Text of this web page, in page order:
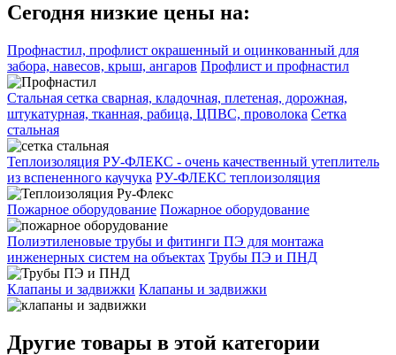
Сегодня низкие цены на:
Профнастил, профлист окрашенный и оцинкованный для
забора, навесов, крыш, ангаров Профлист и профнастил
Стальная сетка сварная, кладочная, плетеная, дорожная,
штукатурная, тканная, рабица, ЦПВС, проволока Сетка
стальная
Теплоизоляция РУ-ФЛЕКС - очень качественный утеплитель
из вспененного каучука РУ-ФЛЕКС теплоизоляция
Пожарное оборудование Пожарное оборудование
Полиэтиленовые трубы и фитинги ПЭ для монтажа
инженерных систем на объектах Трубы ПЭ и ПНД
Клапаны и задвижки Клапаны и задвижки
Другие товары в этой категории